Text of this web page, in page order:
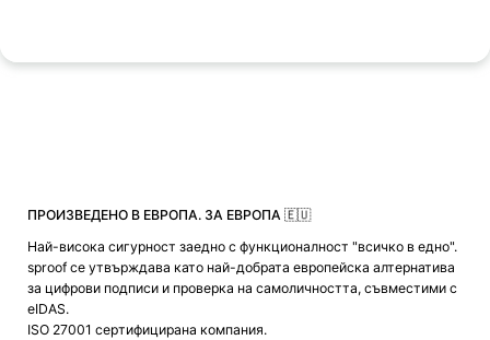
ПРОИЗВЕДЕНО В ЕВРОПА. ЗА ЕВРОПА 🇪🇺
Най-висока сигурност заедно с функционалност "всичко в едно".
sproof се утвърждава като най-добрата европейска алтернатива
за цифрови подписи и проверка на самоличността, съвместими с
eIDAS.
ISO 27001 сертифицирана компания.